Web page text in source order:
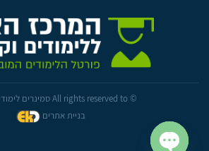
© All rights reserved to סמינרים לימודים וקורסים
בניית אתרים